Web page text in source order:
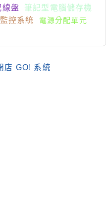
線盤
筆記型電腦儲存機
控系統
電源分配單元
店 GO! 系統